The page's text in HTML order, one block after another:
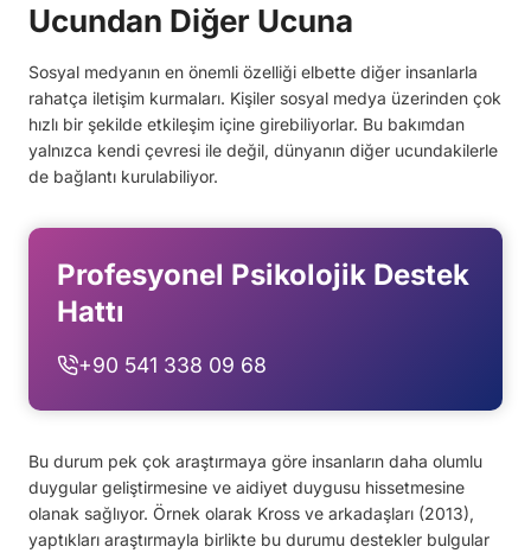
Ucundan Diğer Ucuna
Sosyal medyanın en önemli özelliği elbette diğer insanlarla
rahatça iletişim kurmaları. Kişiler sosyal medya üzerinden çok
hızlı bir şekilde etkileşim içine girebiliyorlar. Bu bakımdan
yalnızca kendi çevresi ile değil, dünyanın diğer ucundakilerle
de bağlantı kurulabiliyor.
Profesyonel Psikolojik Destek
Hattı
+90 541 338 09 68
Bu durum pek çok araştırmaya göre insanların daha olumlu
duygular geliştirmesine ve aidiyet duygusu hissetmesine
olanak sağlıyor. Örnek olarak Kross ve arkadaşları (2013),
yaptıkları araştırmayla birlikte bu durumu destekler bulgular